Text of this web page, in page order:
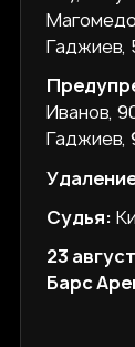
Гаджиев,
Иванов,
Гаджиев,
Судья:
23
Барс